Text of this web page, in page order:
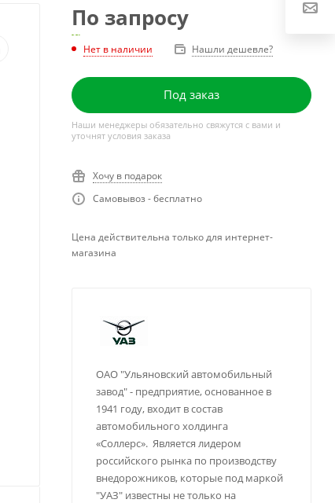
По запросу
Нет в наличии Нашли дешевле?
Под заказ
Наши менеджеры обязательно свяжутся с вами и
уточнят условия заказа
Хочу в подарок
Самовывоз - бесплатно
Цена действительна только для интернет-
магазина
ОАО "Ульяновский автомобильный
завод" - предприятие, основанное в
1941 году, входит в состав
автомобильного холдинга
«Соллерс». Является лидером
российского рынка по производству
внедорожников, которые под маркой
"УАЗ" известны не только на